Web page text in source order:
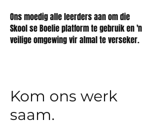
Ons moedig alle leerders aan om die
Skool se Boelie platform te gebruik en 'n
veilige omgewing vir almal te verseker.
Kom ons werk
saam.